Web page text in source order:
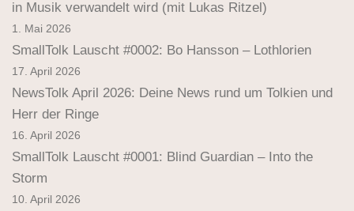
in Musik verwandelt wird (mit Lukas Ritzel)
1. Mai 2026
SmallTolk Lauscht #0002: Bo Hansson – Lothlorien
17. April 2026
NewsTolk April 2026: Deine News rund um Tolkien und
Herr der Ringe
16. April 2026
SmallTolk Lauscht #0001: Blind Guardian – Into the
Storm
10. April 2026